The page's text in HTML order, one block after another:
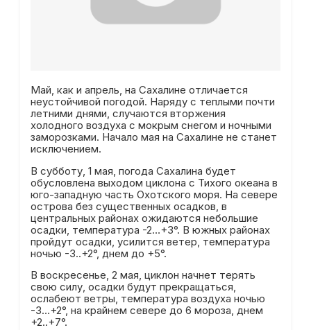
Май, как и апрель, на Сахалине отличается
неустойчивой погодой. Наряду с теплыми почти
летними днями, случаются вторжения
холодного воздуха с мокрым снегом и ночными
заморозками. Начало мая на Сахалине не станет
исключением.
В субботу, 1 мая, погода Сахалина будет
обусловлена выходом циклона с Тихого океана в
юго-западную часть Охотского моря. На севере
острова без существенных осадков, в
центральных районах ожидаются небольшие
осадки, температура -2…+3°. В южных районах
пройдут осадки, усилится ветер, температура
ночью -3..+2°, днем до +5°.
В воскресенье, 2 мая, циклон начнет терять
свою силу, осадки будут прекращаться,
ослабеют ветры, температура воздуха ночью
-3…+2°, на крайнем севере до 6 мороза, днем
+2..+7°.